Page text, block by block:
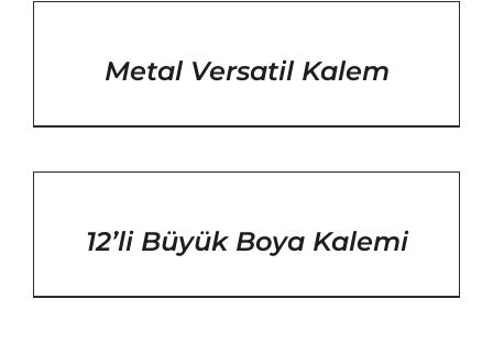
Metal Versatil Kalem
12’li Büyük Boya Kalemi